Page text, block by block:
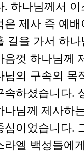
. 하나님께서
은 제사 즉 예
길을 가서 하
음껏 하나님께
님의 구속의 목
속하셨습니다.
나님께 제사하
심이었습니다.
라엘 백성들에